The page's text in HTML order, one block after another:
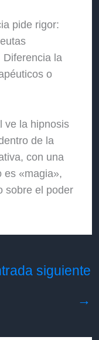
pide rigor:
la
o
ve la hipnosis
de la
con una
es «magia»,
sobre el poder
siguiente
→